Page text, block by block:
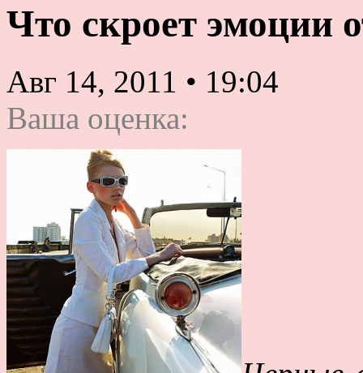
Что скроет эмоции
Авг 14, 2011 • 19:04
Ваша оценка: